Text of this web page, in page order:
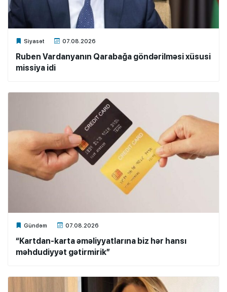
Siyasət 07.08.2026
Xalq.Online
Ruben Vardanyanın Qarabağa göndərilməsi xüsusi
missiya idi
Gündəm 07.08.2026
Xalq.Online
“Kartdan-karta əməliyyatlarına biz hər hansı
məhdudiyyət gətirmirik”